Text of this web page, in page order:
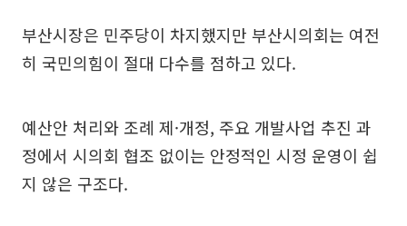
부산시장은 민주당이 차지했지만 부산시의회는 여전
히 국민의힘이 절대 다수를 점하고 있다.
예산안 처리와 조례 제·개정, 주요 개발사업 추진 과
정에서 시의회 협조 없이는 안정적인 시정 운영이 쉽
지 않은 구조다.